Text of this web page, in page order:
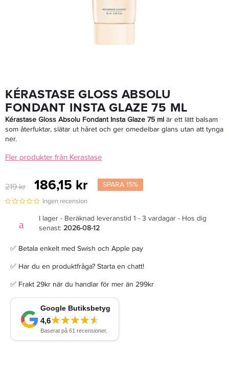
157,25 kr
KÉRASTASE GLOSS ABSOLU
FONDANT INSTA GLAZE 75 ML
Kérastase Gloss Absolu Fondant Insta Glaze 75 ml är ett lätt balsam
som återfuktar, slätar ut håret och ger omedelbar glans utan att tynga
ner.
Fler produkter från Kerastase
219 kr 186,15 kr SPARA 15%
Ingen recension
I lager - Beräknad leveranstid 1 - 3 vardagar - Hos dig
senast: 2026-08-12
✅ Betala enkelt med Swish och Apple pay
✅ Har du en produktfråga? Starta en chatt!
✅ Frakt 29kr när du handlar för mer än 299kr